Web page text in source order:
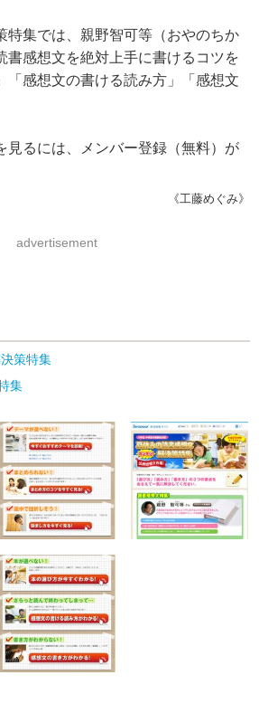
集では、親野智可等（おやのちか
書感想文を絶対上手に書けるコツを
「感想文の書ける読み方」「感想文
るには、メンバー登録（無料）が
《工藤めぐみ》
advertisement
策特集
集